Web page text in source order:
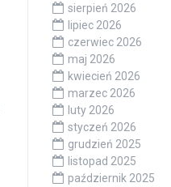
sierpień 2026
lipiec 2026
czerwiec 2026
maj 2026
kwiecień 2026
marzec 2026
luty 2026
styczeń 2026
grudzień 2025
listopad 2025
październik 2025